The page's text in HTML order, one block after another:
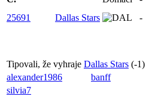
25691
Dallas Stars -
Tipovali, že vyhraje Dallas Stars (-1)
alexander1986
banff
silvia7